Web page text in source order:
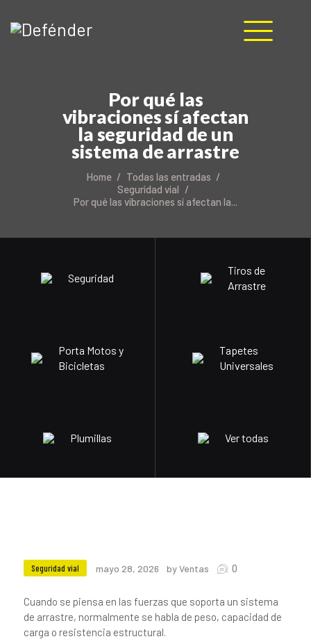
Por qué las
vibraciones sí afectan
la seguridad de un
sistema de arrastre
Home
Todas las entradas
Seguridad vial
Por qué las vibraciones sí afectan la...
Seguridad
Tiros de
Arrastre
Porta Motos y
Bicicletas
Tapetes
Universales
Plumillas Ver todas
PRODUCTOS
MANUALES
RECURSOS
CONTACTO
Seguridad vial mayo 28, 2026 by Ventas 0
Cuando se piensa en las fuerzas que soporta un sistema
de arrastre, normalmente se habla de peso, capacidad de
carga o resistencia estructural.